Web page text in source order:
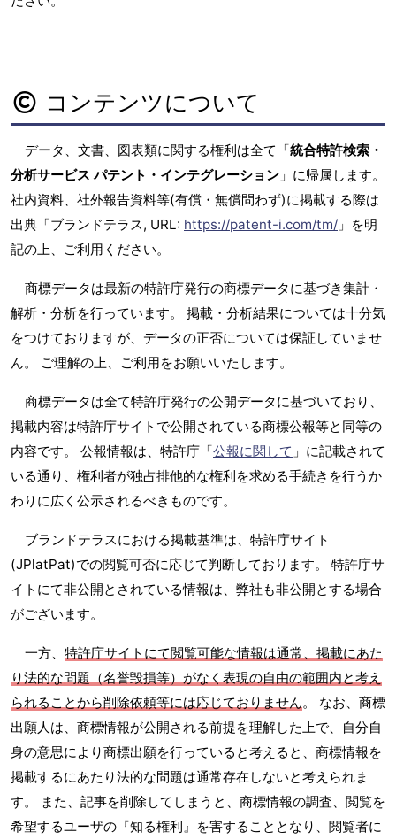
コンテンツについて
データ、文書、図表類に関する権利は全て「統合特許検索・
分析サービス パテント・インテグレーション 」に帰属します。
社内資料、社外報告資料等(有償・無償問わず)に掲載する際は
出典「ブランドテラス, URL: https://patent-i.com/tm/ 」を明
記の上、ご利用ください。
商標データは最新の特許庁発行の商標データに基づき集計・
解析・分析を行っています。 掲載・分析結果については十分気
をつけておりますが、データの正否については保証していませ
ん。 ご理解の上、ご利用をお願いいたします。
商標データは全て特許庁発行の公開データに基づいており、
掲載内容は特許庁サイトで公開されている商標公報等と同等の
内容です。 公報情報は、特許庁「公報に関して 」に記載されて
いる通り、権利者が独占排他的な権利を求める手続きを行うか
わりに広く公示されるべきものです。
ブランドテラスにおける掲載基準は、特許庁サイト
(JPlatPat)での閲覧可否に応じて判断しております。 特許庁サ
イトにて非公開とされている情報は、弊社も非公開とする場合
がございます。
一方、 特許庁サイトにて閲覧可能な情報は通常、掲載にあた
り法的な問題（名誉毀損等）がなく表現の自由の範囲内と考え
られることから削除依頼等には応じておりません。 なお、商標
出願人は、商標情報が公開される前提を理解した上で、自分自
身の意思により商標出願を行っていると考えると、商標情報を
掲載するにあたり法的な問題は通常存在しないと考えられま
す。 また、記事を削除してしまうと、商標情報の調査、閲覧を
希望するユーザの『知る権利』を害することとなり、閲覧者に